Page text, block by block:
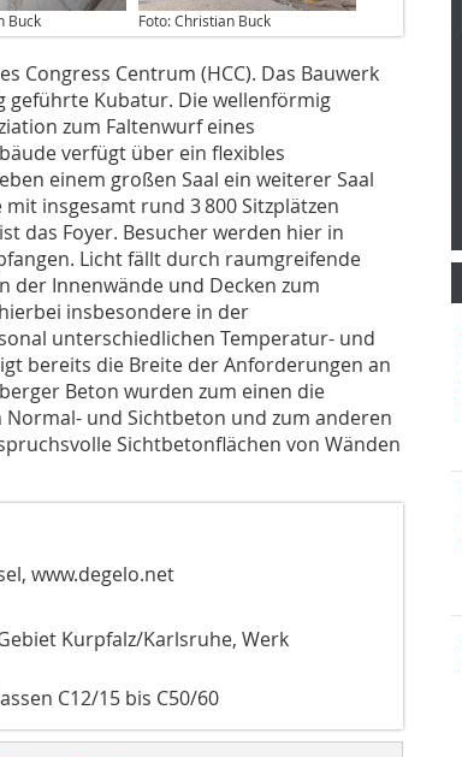
Buck Foto: Christian Buck
Congress Centrum (HCC). Das Bauwerk
Kubatur. Die wellenförmig
zum Faltenwurf eines
verfügt über ein flexibles
einem großen Saal ein weiterer Saal
insgesamt rund 3 800 Sitzplätzen
das Foyer. Besucher werden hier in
Licht fällt durch raumgreifende
der Innenwände und Decken zum
insbesondere in der
unterschiedlichen Temperatur- und
bereits die Breite der Anforderungen an
Beton wurden zum einen die
und Sichtbeton und zum anderen
Sichtbetonflächen von Wänden
www.degelo.net
Kurpfalz/Karlsruhe, Werk
C12/15 bis C50/60